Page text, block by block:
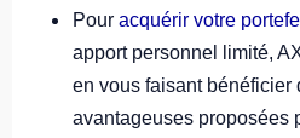
Pour acquérir votre
apport personnel limité,
en vous faisant bénéficier
avantageuses proposées